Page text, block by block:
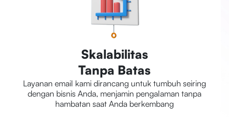
Skalabilitas
Tanpa Batas
Layanan email kami dirancang untuk tumbuh seiring
dengan bisnis Anda, menjamin pengalaman tanpa
hambatan saat Anda berkembang